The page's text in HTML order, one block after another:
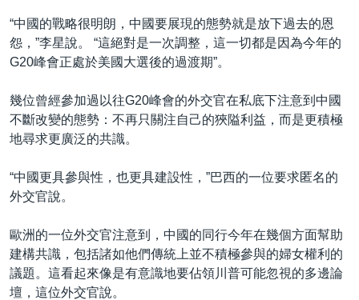
“中國的戰略很明朗，中國要展現的態勢就是放下過去的恩
怨，”李星說。 “這絕對是一次調整，這一切都是因為今年的
G20峰會正處於美國大選後的過渡期”。
幾位曾經參加過以往G20峰會的外交官在私底下注意到中國
不斷改變的態勢：不再只關注自己的狹隘利益，而是更積極
地尋求更廣泛的共識。
“中國更具參與性，也更具建設性，”巴西的一位要求匿名的
外交官說。
歐洲的一位外交官注意到，中國的同行今年在幾個方面幫助
建構共識，包括諸如他們傳統上並不積極參與的婦女權利的
議題。這看起來像是有意識地要佔領川普可能忽視的多邊論
壇，這位外交官說。